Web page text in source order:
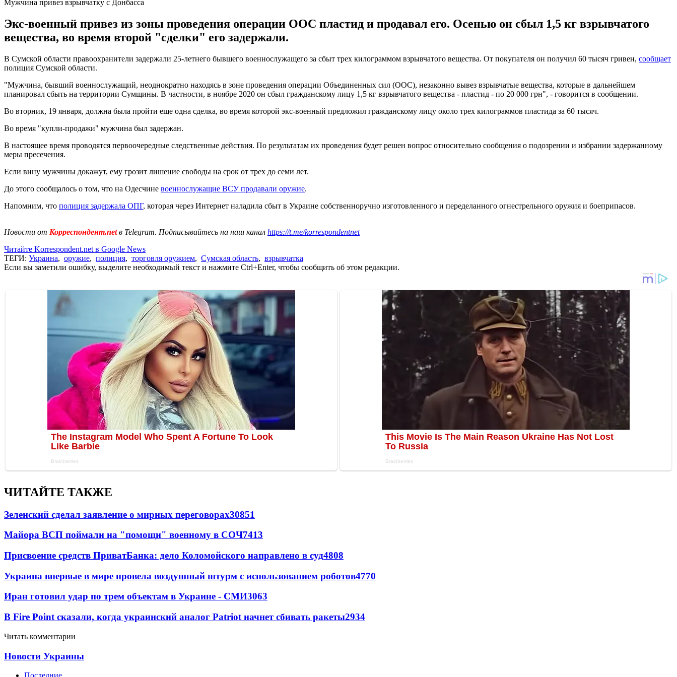
Мужчина привез взрывчатку с Донбасса
Экс-военный привез из зоны проведения операции ООС пластид и продавал его. Осенью он сбыл 1,5 кг взрывчатого
вещества, во время второй "сделки" его задержали.
В Сумской области правоохранители задержали 25-летнего бывшего военнослужащего за сбыт трех килограммом взрывчатого вещества. От покупателя он получил 60 тысяч гривен, сообщает
полиция Сумской области.
"Мужчина, бывший военнослужащий, неоднократно находясь в зоне проведения операции Объединенных сил (ООС), незаконно вывез взрывчатые вещества, которые в дальнейшем
планировал сбыть на территории Сумщины. В частности, в ноябре 2020 он сбыл гражданскому лицу 1,5 кг взрывчатого вещества - пластид - по 20 000 грн", - говорится в сообщении.
Во вторник, 19 января, должна была пройти еще одна сделка, во время которой экс-военный предложил гражданскому лицу около трех килограммов пластида за 60 тысяч.
Во время "купли-продажи" мужчина был задержан.
В настоящее время проводятся первоочередные следственные действия. По результатам их проведения будет решен вопрос относительно сообщения о подозрении и избрании задержанному
меры пресечения.
Если вину мужчины докажут, ему грозит лишение свободы на срок от трех до семи лет.
До этого сообщалось о том, что на Одесчине военнослужащие ВСУ продавали оружие.
Напомним, что полиция задержала ОПГ, которая через Интернет наладила сбыт в Украине собственноручно изготовленного и переделанного огнестрельного оружия и боеприпасов.
Новости от Корреспондент.netв Telegram. Подписывайтесь на наш канал https://t.me/korrespondentnet
Читайте Korrespondent.net в Google News
ТЕГИ: Украина, оружие, полиция, торговля оружием, Сумская область, взрывчатка
Если вы заметили ошибку, выделите необходимый текст и нажмите Ctrl+Enter, чтобы сообщить об этом редакции.
ЧИТАЙТЕ ТАКЖЕ
Зеленский сделал заявление о мирных переговорах30851
Майора ВСП поймали на "помощи" военному в СОЧ7413
Присвоение средств ПриватБанка: дело Коломойского направлено в суд4808
Украина впервые в мире провела воздушный штурм с использованием роботов4770
Иран готовил удар по трем объектам в Украине - СМИ3063
В Fire Point сказали, когда украинский аналог Patriot начнет сбивать ракеты2934
Читать комментарии
Новости Украины